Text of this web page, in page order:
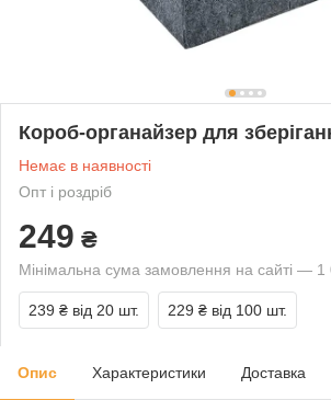
Короб-органайзер для
Немає в наявності
Опт і роздріб
249 ₴
Мінімальна сума замовлення на сайті — 1
239 ₴ від 20 шт. 229 ₴ від 100 шт.
Опис Характеристики Доставка